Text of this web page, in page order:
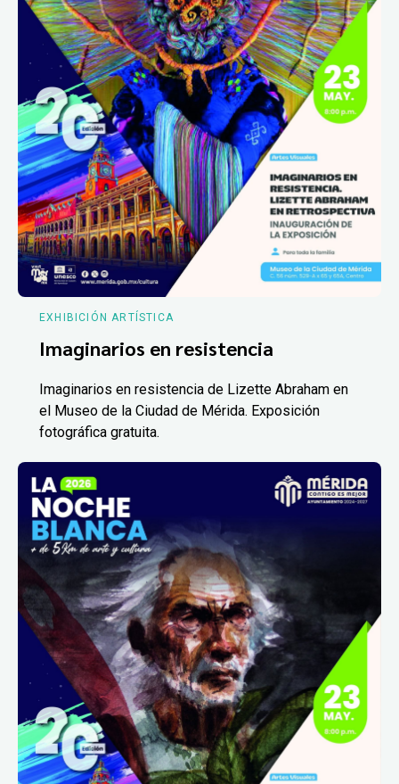
EXHIBICIÓN ARTÍSTICA
Imaginarios en resistencia
Imaginarios en resistencia de Lizette Abraham en
el Museo de la Ciudad de Mérida. Exposición
fotográfica gratuita.